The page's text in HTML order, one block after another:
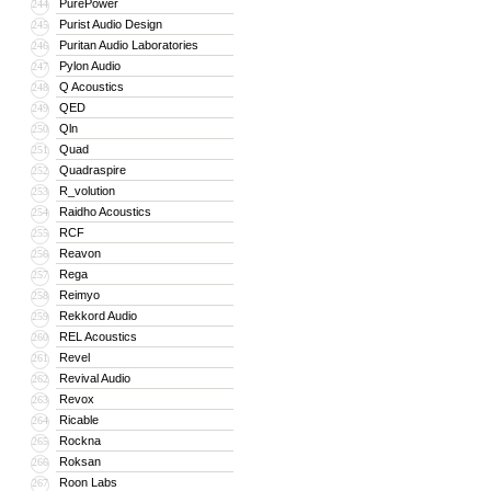
244 PurePower
245 Purist Audio Design
246 Puritan Audio Laboratories
247 Pylon Audio
248 Q Acoustics
249 QED
250 Qln
251 Quad
252 Quadraspire
253 R_volution
254 Raidho Acoustics
255 RCF
256 Reavon
257 Rega
258 Reimyo
259 Rekkord Audio
260 REL Acoustics
261 Revel
262 Revival Audio
263 Revox
264 Ricable
265 Rockna
266 Roksan
267 Roon Labs